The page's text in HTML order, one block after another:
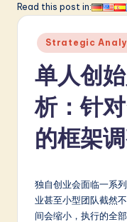
li
m
p
Read this post in:
Posted
in
Strategic
单人创
析：针
的框架
独自创业会面临一系
业甚至小型团队截然
间会缩小，执行的全